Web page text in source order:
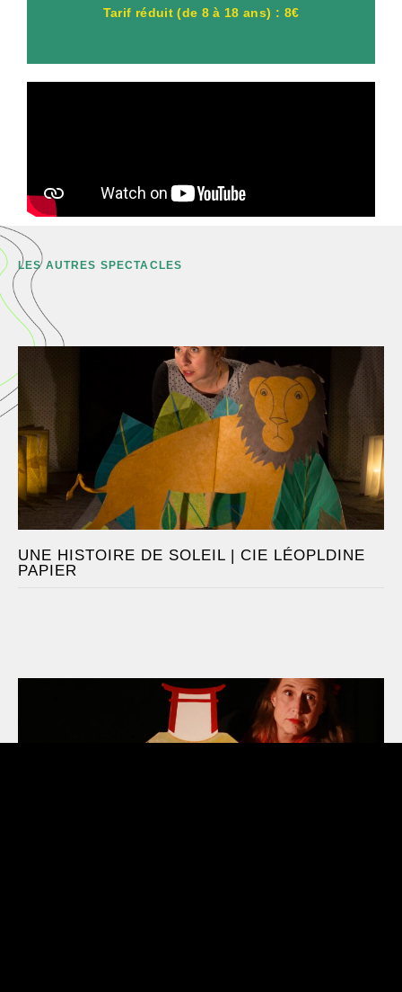
Tarif réduit (de 8 à 18 ans) : 8€
LES AUTRES SPECTACLES
UNE HISTOIRE DE SOLEIL | CIE LÉOPLDINE
PAPIER